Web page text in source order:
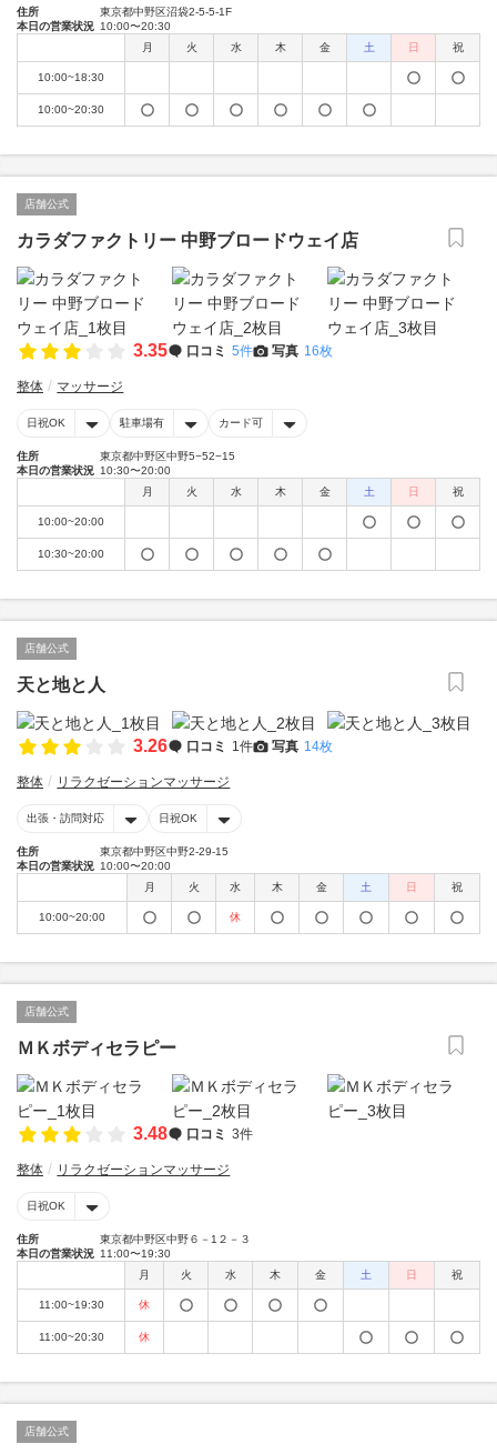
住所
東京都中野区沼袋2-5-5-1F
本日の営業状況 10:00〜20:30
月
火 水 木 金 土 日 祝
10:00~18:30
10:00~20:30
店舗公式
カラダファクトリー 中野ブロードウェイ店
3.35 口コミ 5件 写真 16枚
整体 マッサージ
日祝OK 駐車場有 カード可
住所
東京都中野区中野5−52−15
本日の営業状況 10:30〜20:00
月
火 水 木 金 土 日 祝
10:00~20:00
10:30~20:00
店舗公式
天と地と人
3.26 口コミ 1件 写真 14枚
整体 リラクゼーションマッサージ
出張・訪問対応 日祝OK
住所
東京都中野区中野2-29-15
本日の営業状況 10:00〜20:00
月
火 水 木 金 土 日 祝
10:00~20:00 休
店舗公式
ＭＫボディセラピー
3.48 口コミ 3件
整体 リラクゼーションマッサージ
日祝OK
住所
東京都中野区中野６－1２－３
本日の営業状況 11:00〜19:30
月
火 水 木 金 土 日 祝
11:00~19:30 休
11:00~20:30 休
店舗公式